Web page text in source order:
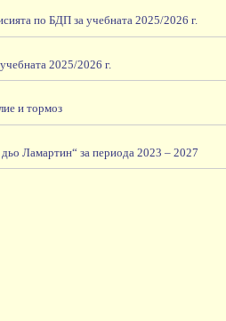
по БДП за учебната 2025/2026 г.
2025/2026 г.
и тормоз
Ламартин“ за периода 2023 – 2027